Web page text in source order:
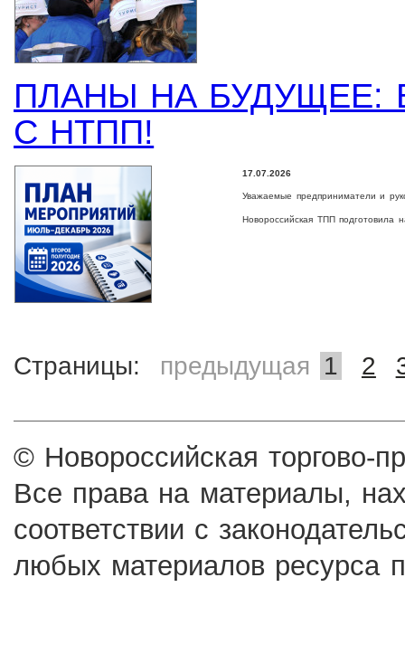
ПЛАНЫ НА БУДУЩЕЕ:
С НТПП!
17.07.2026
Уважаемые предприниматели и
Новороссийская ТПП
Страницы: предыдущая 1 2
© Новороссийская торгово-
Все права на материалы,
соответствии с
любых материалов ресурса